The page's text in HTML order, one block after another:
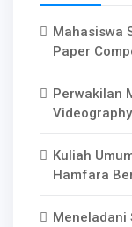
Mahasiswa
Paper
Perwakilan
Kuliah
Hamfara
Meneladani